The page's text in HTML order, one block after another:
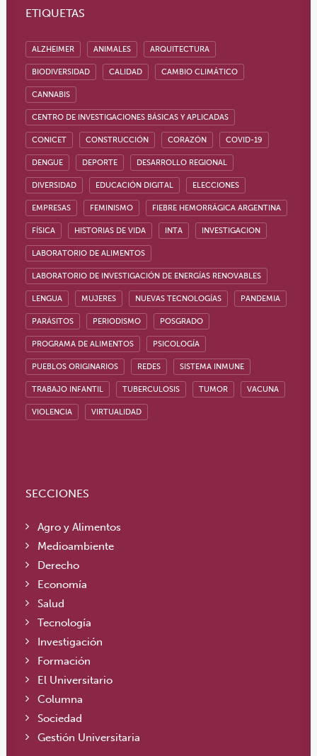
ETIQUETAS
ALZHEIMER ANIMALES ARQUITECTURA
BIODIVERSIDAD CALIDAD CAMBIO CLIMÁTICO
CANNABIS
CENTRO DE INVESTIGACIONES BÁSICAS Y APLICADAS
CONICET CONSTRUCCIÓN CORAZÓN COVID-19
DENGUE DEPORTE DESARROLLO REGIONAL
DIVERSIDAD EDUCACIÓN DIGITAL ELECCIONES
EMPRESAS FEMINISMO FIEBRE HEMORRÁGICA ARGENTINA
FÍSICA HISTORIAS DE VIDA INTA INVESTIGACION
LABORATORIO DE ALIMENTOS
LABORATORIO DE INVESTIGACIÓN DE ENERGÍAS RENOVABLES
LENGUA MUJERES NUEVAS TECNOLOGÍAS PANDEMIA
PARÁSITOS PERIODISMO POSGRADO
PROGRAMA DE ALIMENTOS PSICOLOGÍA
PUEBLOS ORIGINARIOS REDES SISTEMA INMUNE
TRABAJO INFANTIL TUBERCULOSIS TUMOR VACUNA
VIOLENCIA VIRTUALIDAD
SECCIONES
Agro y Alimentos
Medioambiente
Derecho
Economía
Salud
Tecnología
Investigación
Formación
El Universitario
Columna
Sociedad
Gestión Universitaria